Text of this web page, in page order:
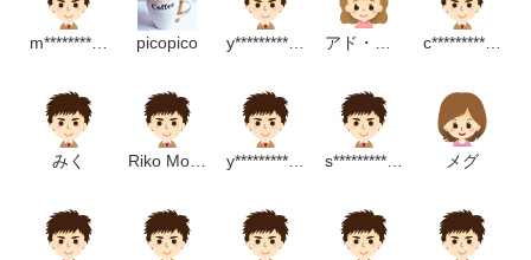
m***********************m picopico y**********************p c**************************m
みく Riko Morita y******************m s********************m メグ